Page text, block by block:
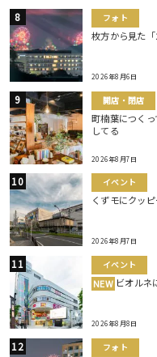
フォト
枚方から見た「
2026年8月6日
開店・閉店
町楠葉につく
してる
2026年8月7日
イベント
くずモにクッ
2026年8月7日
イベント
NEW ビオルネ
2026年8月8日
フォト